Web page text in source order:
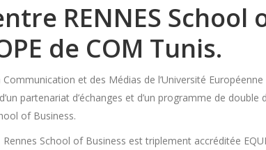
RENNES School
de COM Tunis.
et des Médias de l’Université
partenariat d’échanges et d’un programme de double
of Business.
School of Business est triplement accréditée